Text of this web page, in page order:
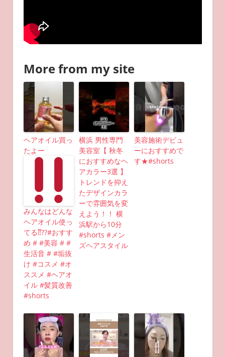
More from my site
ヘアオイル買っ
たよー
みんなはどんな
ヘアオイル使っ
てる⁇??#おすす
め # #美容 # #
生活音 # #垢抜
け #コスメ #オ
ススメ #ヘアオ
イル #髪質改善
#shorts
横浜 男性専門
美容室【 秋冬
におすすめなヘ
アカラー3選 】
トレンドを抑え
たデザインカラ
ーで雰囲気を変
えよう！！ 横
浜駅から10分
#shorts #メン
ズヘアスタイル
美容施術デビュ
ーにおすすめで
す★#shorts